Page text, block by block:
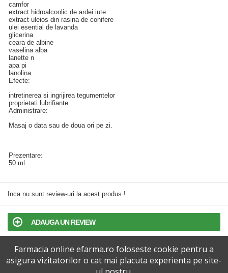
camfor
extract hidroalcoolic de ardei iute
extract uleios din rasina de conifere
ulei esential de lavanda
glicerina
ceara de albine
vaselina alba
lanette n
apa pi
lanolina
Efecte:
intretinerea si ingrijirea tegumentelor
proprietati lubrifiante
Administrare:
Masaj o data sau de doua ori pe zi.
Prezentare:
50 ml
Inca nu sunt review-uri la acest produs !
ADAUGA UN REVIEW
TERMENI SI CONDITII
Farmacia online efarma.ro foloseste cookie pentru a
asigura vizitatorilor o cat mai placuta experienta pe site-